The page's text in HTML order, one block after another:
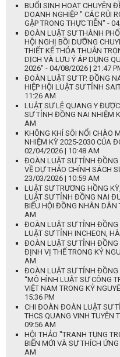
BUỔI SINH HOẠT CHUYÊN
DOANH NGHIỆP " CÁC RỦI
GẶP TRONG THỰC TIỄN" -
ĐOÀN LUẬT SƯ THÀNH
HỘI NGHỊ BỒI DƯỠNG
THIẾT KẾ THỎA THUẬN
DỊCH VÀ LƯU Ý ÁP DỤNG
2026" - 04/08/2026 | 21:47
ĐOÀN LUẬT SƯ TP. ĐỒNG
HIỆP HỘI LUẬT SƯ TỈNH
11:26 AM
LUẬT SƯ LÊ QUANG Y
SƯ TỈNH ĐỒNG NAI NHIỆM
AM
KHÔNG KHÍ SÔI NỔI CHÀO
NHIỆM KỲ 2025-2030 CỦA
02/04/2026 | 10:48 AM
ĐOÀN LUẬT SƯ TỈNH ĐỒNG
VỀ DỰ THẢO CHÍNH SÁCH
23/03/2026 | 10:59 AM
LUẬT SƯ TRƯƠNG HỒNG
LUẬT SƯ TỈNH ĐỒNG NAI
BIỂU HỘI ĐỒNG NHÂN
AM
ĐOÀN LUẬT SƯ TỈNH ĐỒNG
LUẬT SƯ TỈNH INCHEON,
ĐOÀN LUẬT SƯ TỈNH ĐỒNG
ĐỊNH VỊ THẾ TRONG KỶ
AM
ĐOÀN LUẬT SƯ TỈNH ĐỒNG
“MÔ HÌNH LUẬT SƯ CÔNG
VIỆT NAM TRONG KỶ
15:36 PM
CHI ĐOÀN ĐOÀN LUẬT SƯ
THCS QUANG VINH TUYÊN
09:56 AM
HỘI THẢO "TRANH TỤNG
BIẾN MỚI VÀ SỰ THÍCH
AM